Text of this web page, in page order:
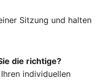
Sitzung und halten
die richtige?
individuellen